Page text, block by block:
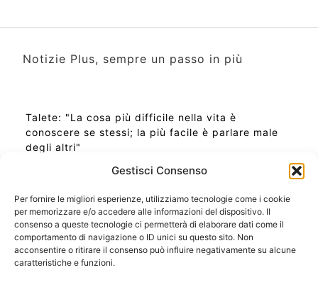
Gestisci Consenso
Per fornire le migliori esperienze, utilizziamo tecnologie come i cookie
per memorizzare e/o accedere alle informazioni del dispositivo. Il
consenso a queste tecnologie ci permetterà di elaborare dati come il
comportamento di navigazione o ID unici su questo sito. Non
acconsentire o ritirare il consenso può influire negativamente su alcune
caratteristiche e funzioni.
Notizie Plus, sempre un passo in più
Talete: "La cosa più difficile nella vita è
conoscere se stessi; la più facile è parlare male
degli altri"
Ora Esatta in Italia in questo momento
Ti Senti Strano Ultimamente? Potrebbe Essere per
la Risonanza di Schumann
Come Sapere Se Stai Ascendendo alla Quinta